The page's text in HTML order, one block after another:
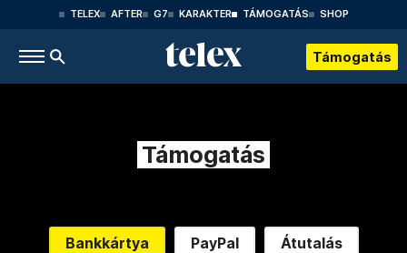
TELEX AFTER G7 KARAKTER TÁMOGATÁS SHOP
Támogatás
Támogatás
Bankkártya PayPal Átutalás